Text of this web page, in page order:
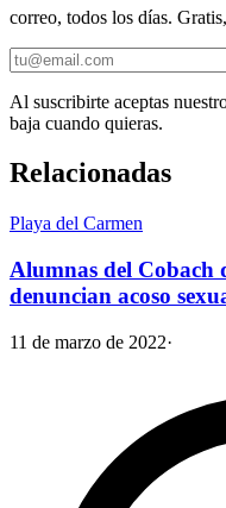
correo, todos los días.
Al suscribirte aceptas
baja cuando quieras.
Relacionadas
Playa del Carmen
Alumnas del Cobach
denuncian acoso
11 de marzo de 2022·